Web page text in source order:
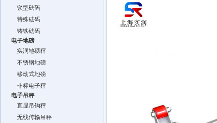
锁型砝码
特殊砝码
铸铁砝码
电子地磅
实润地磅秤
不锈钢地磅
移动式地磅
非标电子秤
电子吊秤
直显吊钩秤
无线传输吊秤